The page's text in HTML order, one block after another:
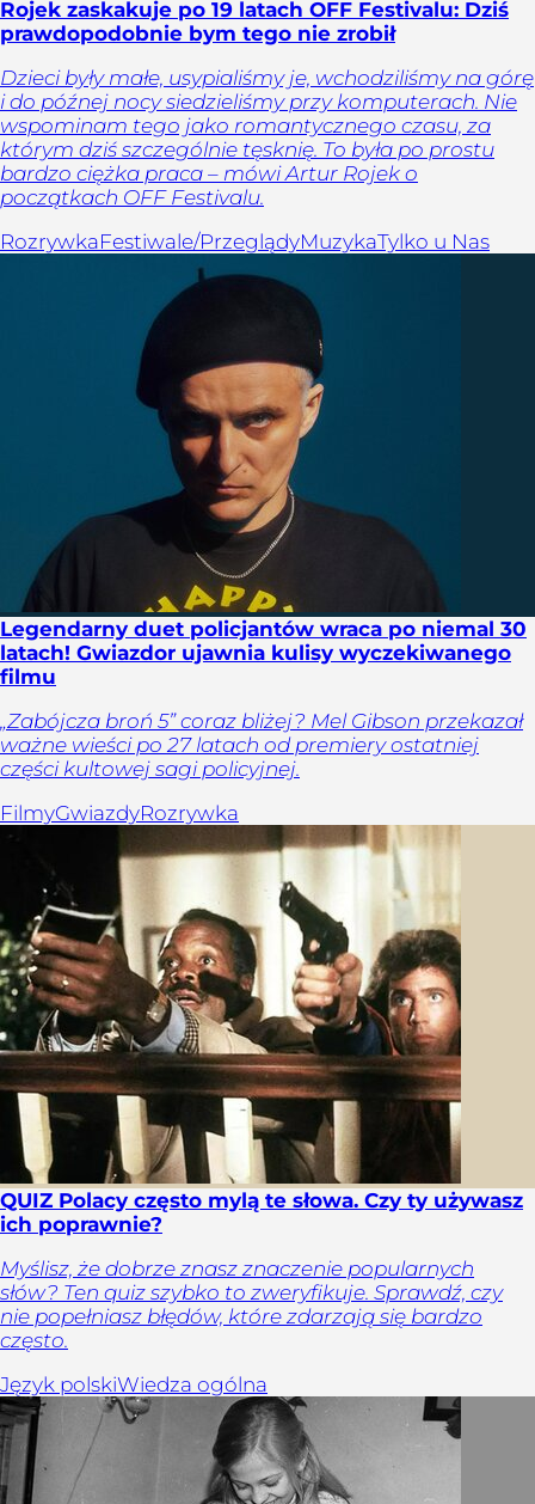
Rojek zaskakuje po 19 latach OFF Festivalu: Dziś
prawdopodobnie bym tego nie zrobił
Dzieci były małe, usypialiśmy je, wchodziliśmy na górę
i do późnej nocy siedzieliśmy przy komputerach. Nie
wspominam tego jako romantycznego czasu, za
którym dziś szczególnie tęsknię. To była po prostu
bardzo ciężka praca – mówi Artur Rojek o
początkach OFF Festivalu.
RozrywkaFestiwale/PrzeglądyMuzykaTylko u Nas
Legendarny duet policjantów wraca po niemal 30
latach! Gwiazdor ujawnia kulisy wyczekiwanego
filmu
„Zabójcza broń 5” coraz bliżej? Mel Gibson przekazał
ważne wieści po 27 latach od premiery ostatniej
części kultowej sagi policyjnej.
FilmyGwiazdyRozrywka
QUIZ Polacy często mylą te słowa. Czy ty używasz
ich poprawnie?
Myślisz, że dobrze znasz znaczenie popularnych
słów? Ten quiz szybko to zweryfikuje. Sprawdź, czy
nie popełniasz błędów, które zdarzają się bardzo
często.
Język polskiWiedza ogólna